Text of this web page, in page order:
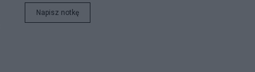
Napisz notkę